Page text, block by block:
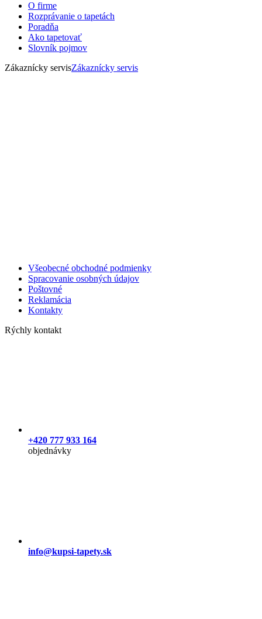
O firme
Rozprávanie o tapetách
Poradňa
Ako tapetovať
Slovník pojmov
Zákaznícky servisZákaznícky servis
Všeobecné obchodné podmienky
Spracovanie osobných údajov
Poštovné
Reklamácia
Kontakty
Rýchly kontakt
+420 777 933 164
objednávky
info@kupsi-tapety.sk